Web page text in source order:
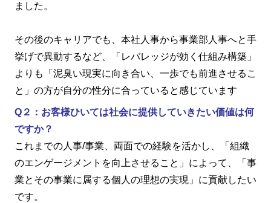
ました。
その後のキャリアでも、本社人事から事業部人事へと手
挙げで異動するなど、「レバレッジが効く仕組み構築」
よりも「泥臭い現実に向き合い、一歩でも前進させるこ
と」の方が自分の性分に合っていると感じています
Q２：お客様ひいては社会に提供していきたい価値は何
ですか？
これまでの人事/事業、両面での経験を活かし、「組織
のエンゲージメントを向上させること」によって、「事
業とその事業に属する個人の理想の実現」に貢献したい
です。